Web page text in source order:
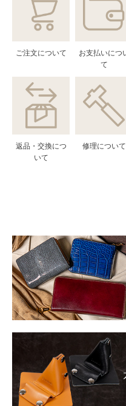
ご注文について
お支払いにつ
て
返品・交換につ
いて
修理について